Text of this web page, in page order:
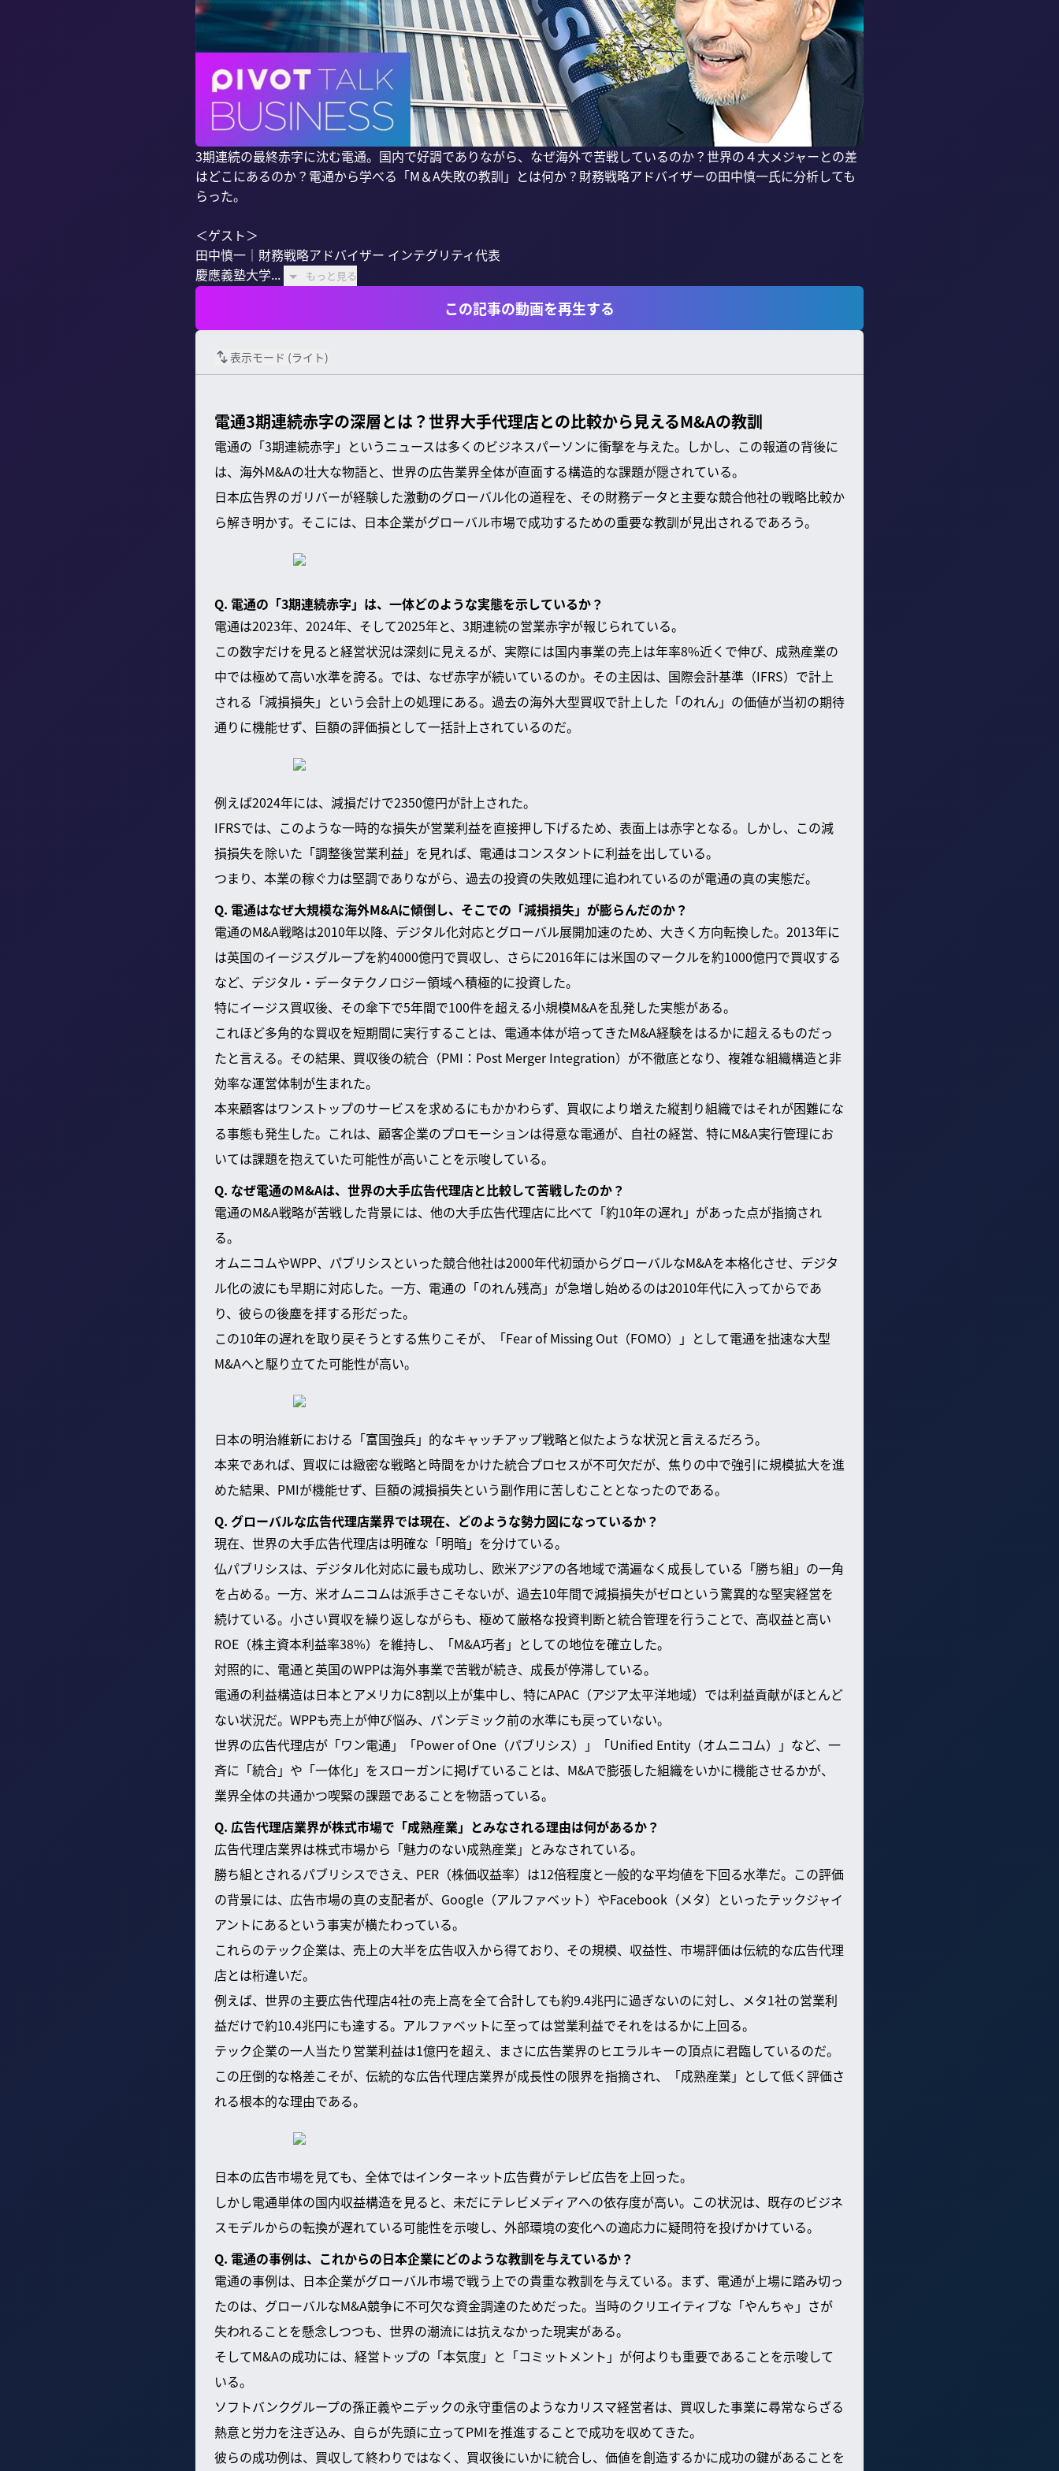
3期連続の最終赤字に沈む電通。国内で好調でありながら、なぜ海外で苦戦しているのか？世界の４大メジャーとの差
はどこにあるのか？電通から学べる「M＆A失敗の教訓」とは何か？財務戦略アドバイザーの田中慎一氏に分析しても
らった。
＜ゲスト＞
田中慎一｜財務戦略アドバイザー インテグリティ代表
慶應義塾大学...
もっと見る
この記事の動画を再生する
表示モード (ライト)
電通3期連続赤字の深層とは？世界大手代理店との比較から見えるM&Aの教訓
電通の「3期連続赤字」というニュースは多くのビジネスパーソンに衝撃を与えた。しかし、この報道の背後に
は、海外M&Aの壮大な物語と、世界の広告業界全体が直面する構造的な課題が隠されている。
日本広告界のガリバーが経験した激動のグローバル化の道程を、その財務データと主要な競合他社の戦略比較か
ら解き明かす。そこには、日本企業がグローバル市場で成功するための重要な教訓が見出されるであろう。
Q. 電通の「3期連続赤字」は、一体どのような実態を示しているか？
電通は2023年、2024年、そして2025年と、3期連続の営業赤字が報じられている。
この数字だけを見ると経営状況は深刻に見えるが、実際には国内事業の売上は年率8%近くで伸び、成熟産業の
中では極めて高い水準を誇る。では、なぜ赤字が続いているのか。その主因は、国際会計基準（IFRS）で計上
される「減損損失」という会計上の処理にある。過去の海外大型買収で計上した「のれん」の価値が当初の期待
通りに機能せず、巨額の評価損として一括計上されているのだ。
例えば2024年には、減損だけで2350億円が計上された。
IFRSでは、このような一時的な損失が営業利益を直接押し下げるため、表面上は赤字となる。しかし、この減
損損失を除いた「調整後営業利益」を見れば、電通はコンスタントに利益を出している。
つまり、本業の稼ぐ力は堅調でありながら、過去の投資の失敗処理に追われているのが電通の真の実態だ。
Q. 電通はなぜ大規模な海外M&Aに傾倒し、そこでの「減損損失」が膨らんだのか？
電通のM&A戦略は2010年以降、デジタル化対応とグローバル展開加速のため、大きく方向転換した。2013年に
は英国のイージスグループを約4000億円で買収し、さらに2016年には米国のマークルを約1000億円で買収する
など、デジタル・データテクノロジー領域へ積極的に投資した。
特にイージス買収後、その傘下で5年間で100件を超える小規模M&Aを乱発した実態がある。
これほど多角的な買収を短期間に実行することは、電通本体が培ってきたM&A経験をはるかに超えるものだっ
たと言える。その結果、買収後の統合（PMI：Post Merger Integration）が不徹底となり、複雑な組織構造と非
効率な運営体制が生まれた。
本来顧客はワンストップのサービスを求めるにもかかわらず、買収により増えた縦割り組織ではそれが困難にな
る事態も発生した。これは、顧客企業のプロモーションは得意な電通が、自社の経営、特にM&A実行管理にお
いては課題を抱えていた可能性が高いことを示唆している。
Q. なぜ電通のM&Aは、世界の大手広告代理店と比較して苦戦したのか？
電通のM&A戦略が苦戦した背景には、他の大手広告代理店に比べて「約10年の遅れ」があった点が指摘され
る。
オムニコムやWPP、パブリシスといった競合他社は2000年代初頭からグローバルなM&Aを本格化させ、デジタ
ル化の波にも早期に対応した。一方、電通の「のれん残高」が急増し始めるのは2010年代に入ってからであ
り、彼らの後塵を拝する形だった。
この10年の遅れを取り戻そうとする焦りこそが、「Fear of Missing Out（FOMO）」として電通を拙速な大型
M&Aへと駆り立てた可能性が高い。
日本の明治維新における「富国強兵」的なキャッチアップ戦略と似たような状況と言えるだろう。
本来であれば、買収には緻密な戦略と時間をかけた統合プロセスが不可欠だが、焦りの中で強引に規模拡大を進
めた結果、PMIが機能せず、巨額の減損損失という副作用に苦しむこととなったのである。
Q. グローバルな広告代理店業界では現在、どのような勢力図になっているか？
現在、世界の大手広告代理店は明確な「明暗」を分けている。
仏パブリシスは、デジタル化対応に最も成功し、欧米アジアの各地域で満遍なく成長している「勝ち組」の一角
を占める。一方、米オムニコムは派手さこそないが、過去10年間で減損損失がゼロという驚異的な堅実経営を
続けている。小さい買収を繰り返しながらも、極めて厳格な投資判断と統合管理を行うことで、高収益と高い
ROE（株主資本利益率38%）を維持し、「M&A巧者」としての地位を確立した。
対照的に、電通と英国のWPPは海外事業で苦戦が続き、成長が停滞している。
電通の利益構造は日本とアメリカに8割以上が集中し、特にAPAC（アジア太平洋地域）では利益貢献がほとんど
ない状況だ。WPPも売上が伸び悩み、パンデミック前の水準にも戻っていない。
世界の広告代理店が「ワン電通」「Power of One（パブリシス）」「Unified Entity（オムニコム）」など、一
斉に「統合」や「一体化」をスローガンに掲げていることは、M&Aで膨張した組織をいかに機能させるかが、
業界全体の共通かつ喫緊の課題であることを物語っている。
Q. 広告代理店業界が株式市場で「成熟産業」とみなされる理由は何があるか？
広告代理店業界は株式市場から「魅力のない成熟産業」とみなされている。
勝ち組とされるパブリシスでさえ、PER（株価収益率）は12倍程度と一般的な平均値を下回る水準だ。この評価
の背景には、広告市場の真の支配者が、Google（アルファベット）やFacebook（メタ）といったテックジャイ
アントにあるという事実が横たわっている。
これらのテック企業は、売上の大半を広告収入から得ており、その規模、収益性、市場評価は伝統的な広告代理
店とは桁違いだ。
例えば、世界の主要広告代理店4社の売上高を全て合計しても約9.4兆円に過ぎないのに対し、メタ1社の営業利
益だけで約10.4兆円にも達する。アルファベットに至っては営業利益でそれをはるかに上回る。
テック企業の一人当たり営業利益は1億円を超え、まさに広告業界のヒエラルキーの頂点に君臨しているのだ。
この圧倒的な格差こそが、伝統的な広告代理店業界が成長性の限界を指摘され、「成熟産業」として低く評価さ
れる根本的な理由である。
日本の広告市場を見ても、全体ではインターネット広告費がテレビ広告を上回った。
しかし電通単体の国内収益構造を見ると、未だにテレビメディアへの依存度が高い。この状況は、既存のビジネ
スモデルからの転換が遅れている可能性を示唆し、外部環境の変化への適応力に疑問符を投げかけている。
Q. 電通の事例は、これからの日本企業にどのような教訓を与えているか？
電通の事例は、日本企業がグローバル市場で戦う上での貴重な教訓を与えている。まず、電通が上場に踏み切っ
たのは、グローバルなM&A競争に不可欠な資金調達のためだった。当時のクリエイティブな「やんちゃ」さが
失われることを懸念しつつも、世界の潮流には抗えなかった現実がある。
そしてM&Aの成功には、経営トップの「本気度」と「コミットメント」が何よりも重要であることを示唆して
いる。
ソフトバンクグループの孫正義やニデックの永守重信のようなカリスマ経営者は、買収した事業に尋常ならざる
熱意と労力を注ぎ込み、自らが先頭に立ってPMIを推進することで成功を収めてきた。
彼らの成功例は、買収して終わりではなく、買収後にいかに統合し、価値を創造するかに成功の鍵があることを